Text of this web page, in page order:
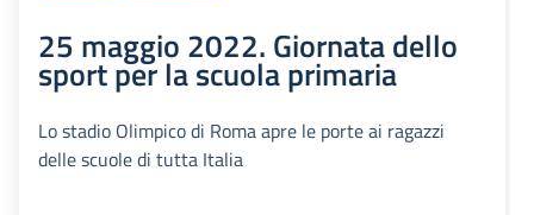
25 maggio 2022. Giornata dello
sport per la scuola primaria
Lo stadio Olimpico di Roma apre le porte ai ragazzi
delle scuole di tutta Italia